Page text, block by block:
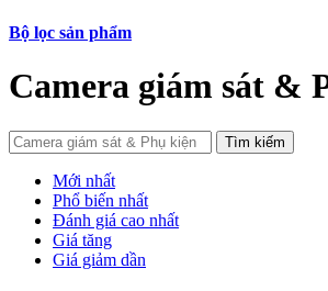
Bộ lọc sản phẩm
Camera giám sát &
Tìm kiếm
Mới nhất
Phổ biến nhất
Đánh giá cao nhất
Giá tăng
Giá giảm dần